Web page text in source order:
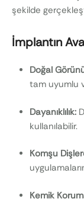
şekilde
İmplantın
Doğal
tam uyumlu
Dayanıklılık:
kullanılabilir.
Komşu
Kemik